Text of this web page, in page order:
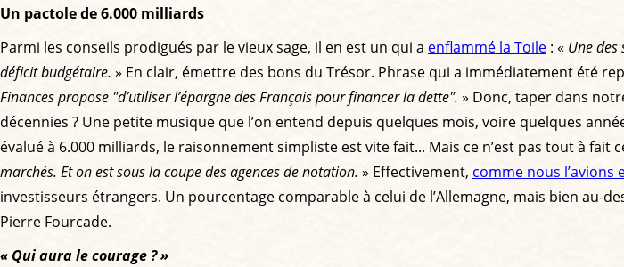
Un pactole de 6.000 milliards
Parmi les conseils prodigués par le vieux sage, il en est un qui a enflammé la Toile : « Une des
déficit budgétaire. » En clair, émettre des bons du Trésor. Phrase qui a immédiatement été
Finances propose "d’utiliser l’épargne des Français pour financer la dette". » Donc, taper dans
décennies ? Une petite musique que l’on entend depuis quelques mois, voire quelques
évalué à 6.000 milliards, le raisonnement simpliste est vite fait... Mais ce n’est pas tout à fait
marchés. Et on est sous la coupe des agences de notation. » Effectivement, comme nous l’avions
investisseurs étrangers. Un pourcentage comparable à celui de l’Allemagne, mais bien au-
Pierre Fourcade.
« Qui aura le courage ? »